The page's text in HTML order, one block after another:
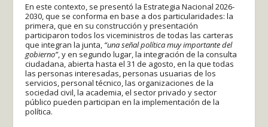
En este contexto, se presentó la Estrategia Nacional 2026-
2030, que se conforma en base a dos particularidades: la
primera, que en su construcción y presentación
participaron todos los viceministros de todas las carteras
que integran la junta, “una señal política muy importante del
gobierno”, y en segundo lugar, la integración de la consulta
ciudadana, abierta hasta el 31 de agosto, en la que todas
las personas interesadas, personas usuarias de los
servicios, personal técnico, las organizaciones de la
sociedad civil, la academia, el sector privado y sector
público pueden participan en la implementación de la
política.